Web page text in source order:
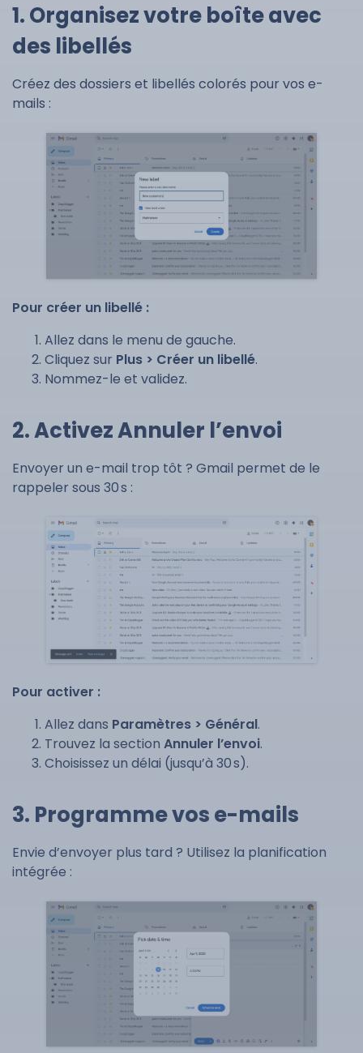
1. Organisez votre boîte avec
des libellés
Créez des dossiers et libellés colorés pour vos e-
mails :
Pour créer un libellé :
Allez dans le menu de gauche.
Cliquez sur Plus > Créer un libellé.
Nommez-le et validez.
2. Activez Annuler l’envoi
Envoyer un e-mail trop tôt ? Gmail permet de le
rappeler sous 30 s :
Pour activer :
Allez dans Paramètres > Général.
Trouvez la section Annuler l’envoi.
Choisissez un délai (jusqu’à 30 s).
3. Programme vos e-mails
Envie d’envoyer plus tard ? Utilisez la planification
intégrée :